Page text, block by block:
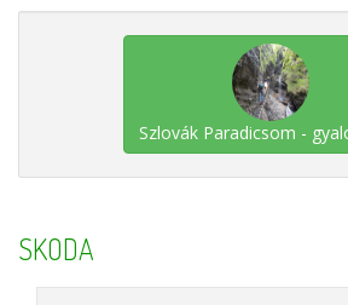
Szlovák Paradicsom -
SKODA